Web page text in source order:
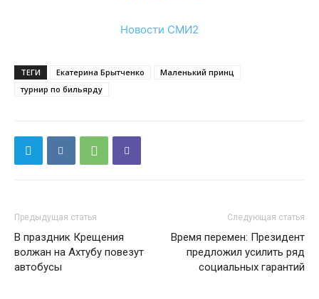
Новости СМИ2
ТЕГИ Екатерина Брытченко
Маленький принц
турнир по бильярду
Предыдущая статья
В праздник Крещения
волжан на Ахтубу повезут
автобусы
Следующая статья
Время перемен: Президент
предложил усилить ряд
социальных гарантий